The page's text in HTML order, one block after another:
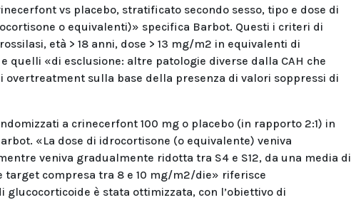
vs placebo, stratificato secondo sesso, tipo e dose di
o equivalenti)» specifica Barbot. Questi i criteri di
età > 18 anni, dose > 13 mg/m2 in equivalenti di
quelli «di esclusione: altre patologie diverse dalla CAH che
overtreatment sulla base della presenza di valori soppressi di
a crinecerfont 100 mg o placebo (in rapporto 2:1) in
«La dose di idrocortisone (o equivalente) veniva
veniva gradualmente ridotta tra S4 e S12, da una media di
target compresa tra 8 e 10 mg/m2/die» riferisce
glucocorticoide è stata ottimizzata, con l’obiettivo di